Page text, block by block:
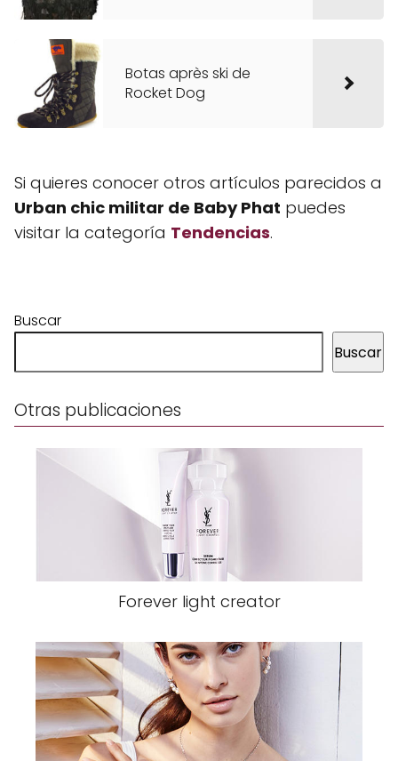
Botas après ski de
Rocket Dog
Si quieres conocer otros artículos parecidos a
Urban chic militar de Baby Phat puedes
visitar la categoría Tendencias.
Buscar
Buscar
Otras publicaciones
Forever light creator